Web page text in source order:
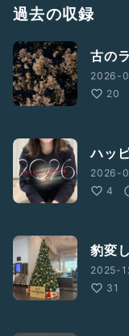
過去の収録
古の
2026-
20
ハッ
2026-
4
豹変
2025-
31